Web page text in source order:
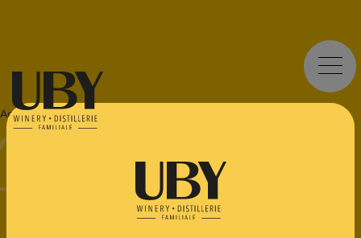
Accueil>Origine>- Fruité
UBY CUB